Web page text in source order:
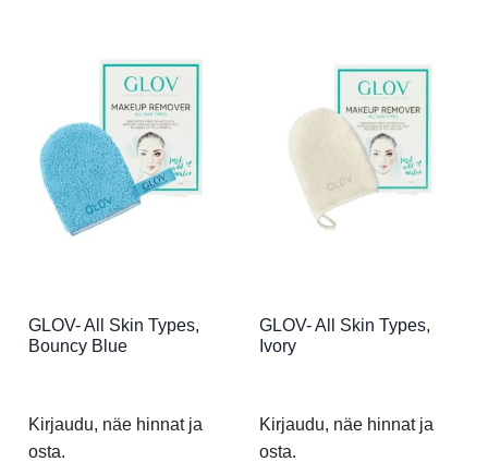
GLOV- All Skin Types,
Bouncy Blue
Kirjaudu, näe hinnat ja
osta.
GLOV- All Skin Types,
Ivory
Kirjaudu, näe hinnat ja
osta.